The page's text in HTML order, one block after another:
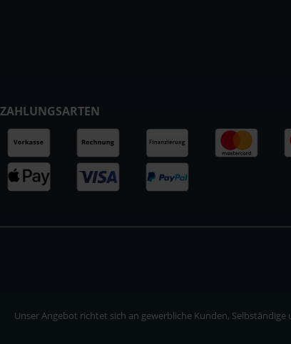
ZAHLUNGSARTEN
Unser Angebot richtet sich an gewerbliche Kunden,